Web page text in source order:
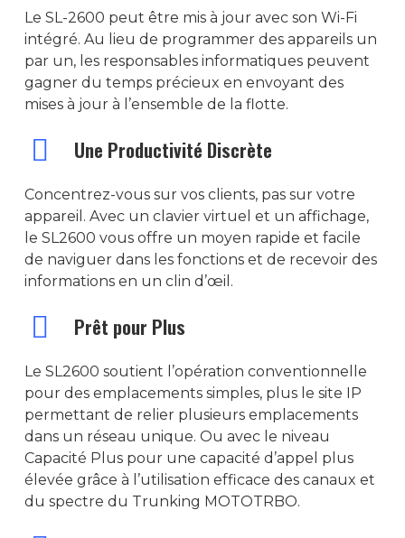
Le SL-2600 peut être mis à jour avec son Wi-Fi
intégré. Au lieu de programmer des appareils un
par un, les responsables informatiques peuvent
gagner du temps précieux en envoyant des
mises à jour à l’ensemble de la flotte.
Une Productivité Discrète
Concentrez-vous sur vos clients, pas sur votre
appareil. Avec un clavier virtuel et un affichage,
le SL2600 vous offre un moyen rapide et facile
de naviguer dans les fonctions et de recevoir des
informations en un clin d’œil.
Prêt pour Plus
Le SL2600 soutient l’opération conventionnelle
pour des emplacements simples, plus le site IP
permettant de relier plusieurs emplacements
dans un réseau unique. Ou avec le niveau
Capacité Plus pour une capacité d’appel plus
élevée grâce à l’utilisation efficace des canaux et
du spectre du Trunking MOTOTRBO.
RADIO PROFESSIONNELLE
MOTOROLA
DP-3441e
R5 NKP
R7a
SL-1600
SL-2600
DM-1400
DM-2600
DM-4400e
HYTERA
HP-785
HM-785
RADIO VHF/UHF
FT 2980E
FTM 3100E
FTM-6000E
RADIO PMR446
BD505LF
RADIO HF
PROFESSIONNELLE
RADIO SDR HF
RADIO AVIATION
IC-A25FR
IC-BACKPACK A120
IC-M73EURO
IC-M330E
MODEM RADIO
MODEM RIPEX
FAISCEAU HERTZIEN
BT-20
GÉOLOCALISATION
TRBOnet Entreprise
ACCESSOIRES
ALIMENTATION DC
Chargeur De
Convertisseur De
12/24v UP
PowerTector
MSE
MS-1230NT
ANTENNE HF
WD-330
WD-330S
YA-007FG
ANTENNE VHF/UHF
ANTENNE MOBILE
ANTENNE FIXE VHF/
ANTENNE FIXE MARINE
MESURE
BIRD 4391A
Bird SK4500TC &
BIRD SH36SPC
BIRD 50-T
INSTALLATION
SAV
FORMATION
STATION PC
PORTABLE
SERVEUR
SERVICES
MAINTENANCE
CONTACT